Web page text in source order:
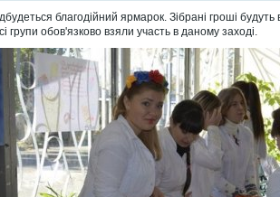
благодійний ярмарок. Зібрані гроші
групи обов'язково взяли участь в даному заході.